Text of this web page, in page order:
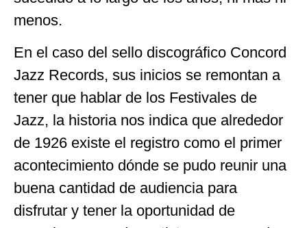
menos.
En el caso del sello discográfico Concord
Jazz Records, sus inicios se remontan a
tener que hablar de los Festivales de
Jazz, la historia nos indica que alrededor
de 1926 existe el registro como el primer
acontecimiento dónde se pudo reunir una
buena cantidad de audiencia para
disfrutar y tener la oportunidad de